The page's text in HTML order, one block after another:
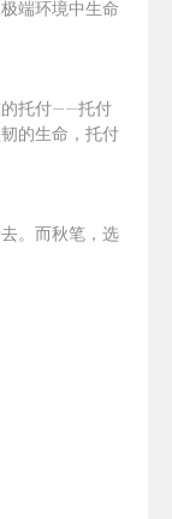
端环境中生命
的托付——托付
的生命，托付
。而秋笔，选